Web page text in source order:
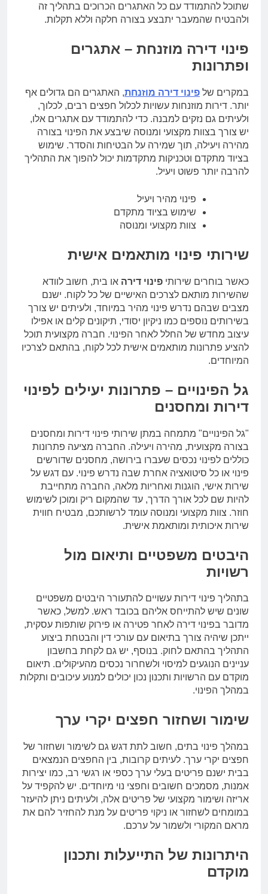
שתוכל להתמודד עם כל האתגרים הכרוכים בתהליך זה
ולהבטיח שהמעבר יתבצע בצורה חלקה וללא תקלות.
פינוי דירה מוזנחת – אתגרים
ופתרונות
במקרים של פינוי דירה מוזנחת, האתגרים הם גדולים אף
יותר. דירות מוזנחות עשויות לכלול חפצים רבים, לכלוך,
ולעיתים גם נזקים למבנה. כדי להתמודד עם אתגרים אלו,
יש צורך בצוות מקצועי ומנוסה שיבצע את הפינוי בצורה
מהירה ויעילה, תוך שמירה על הבטיחות והסדר. שימוש
בציוד מתקדם וטכניקות מתקדמות יכול להפוך את התהליך
להרבה יותר פשוט ויעיל.
פינוי מהיר ויעיל
שימוש בציוד מתקדם
צוות מקצועי ומנוסה
שירותי פינוי מותאמים אישית
כאשר בוחרים שירותי פינוי דירה או בית, חשוב לוודא
שהשירות מותאם לצרכים האישיים של כל לקוח. ישנם
מצבים שבהם נדרש פינוי מהיר במיוחד, ולעיתים יש צורך
בשירותים נוספים כמו ניקיון יסודי, תיקונים קלים או אפילו
עיצוב מחדש של החלל לאחר הפינוי. חברה מקצועית תוכל
להציע פתרונות מותאמים אישית לכל לקוח, בהתאם לצרכיו
המיוחדים.
גל הפינויים – פתרונות יעילים לפינוי
דירות ומחסנים
"גל הפינויים" מתמחה במתן שירותי פינוי דירות ומחסנים
בצורה מקצועית, מהירה ויעילה. החברה מציעה פתרונות
כוללים לפינוי נכסים שעברו בירושה, מחסנים שדורשים
פינוי או כל סיטואציה אחרת שבה נדרש פינוי. עם דגש על
שירות אישי, הוגנות ואחריות מלאה, החברה מתחייבת
להיות שם לכל אורך הדרך, עד שהמקום ריק ומוכן לשימוש
חוזר. צוות מקצועי ומנוסה עומד לרשותכם, מבטיח חווית
שירות איכותית ומותאמת אישית.
היבטים משפטיים ותיאום מול
רשויות
בתהליך פינוי דירות עשויים להתעורר היבטים משפטיים
שונים שיש להתייחס אליהם בכובד ראש. למשל, כאשר
מדובר בפינוי דירה לאחר פטירה או פירוק שותפות עסקית,
ייתכן שיהיה צורך בתיאום עם עורכי דין והבטחת ביצוע
התהליך בהתאם לחוק. בנוסף, יש גם לקחת בחשבון
עניינים הנוגעים למיסוי ולשחרור נכסים מהעיקולים. תיאום
מוקדם עם הרשויות ותכנון נכון יכולים למנוע עיכובים ותקלות
במהלך הפינוי.
שימור ושחזור חפצים יקרי ערך
במהלך פינוי בתים, חשוב לתת דגש גם לשימור ושחזור של
חפצים יקרי ערך. לעיתים קרובות, בין החפצים הנמצאים
בבית ישנם פריטים בעלי ערך כספי או רגשי רב, כמו יצירות
אמנות, מסמכים חשובים וחפצי נוי מיוחדים. יש להקפיד על
אריזה ושימור מקצועי של פריטים אלה, ולעיתים ניתן להיעזר
במומחים לשחזור או ניקוי פריטים על מנת להחזיר להם את
מראם המקורי ולשמור על ערכם.
היתרונות של התייעלות ותכנון
מוקדם